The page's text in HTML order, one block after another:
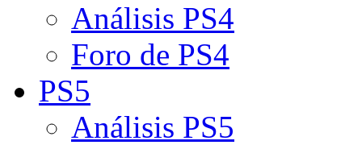
Análisis PS4
Foro de PS4
PS5
Análisis PS5